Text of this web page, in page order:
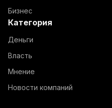
Бизнес
Категория
Деньги
Власть
Мнение
Новости компаний